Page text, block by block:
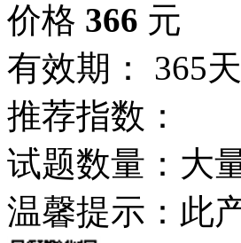
价格 366 元
有效期： 365天
推荐指数：
试题数量：大
温馨提示：此